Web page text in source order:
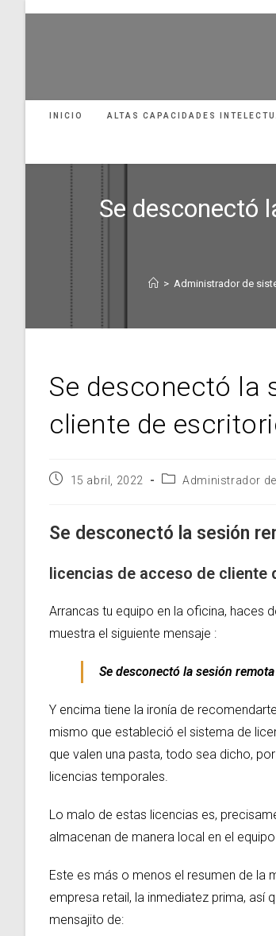
INICIO ALTAS CAPACIDADES
Se desconectó
> Administrador de
Se desconectó la
cliente de
Publicación
entrada:
15 abril, 2022
Categoría
entrada:
Administrador
Se desconectó la sesión
licencias de acceso de cliente
Arrancas tu equipo en la oficina, haces
muestra el siguiente mensaje :
Se desconectó la sesión
Y encima tiene la ironía de
mismo que estableció el sistema de
que valen una pasta, todo sea dicho,
licencias temporales.
Lo malo de estas licencias es,
almacenan de manera local en el
Este es más o menos el resumen de
empresa retail, la inmediatez prima,
mensajito de: